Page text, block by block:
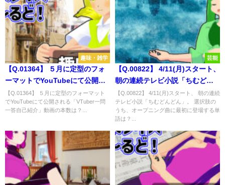
趣味・雑学
【Q.01364】 ５月に定型のフォ
ーマットでYouTubeにて公開さ
れる「VTuber一問一答自己紹
介」動画の本数は？
【Q.01364】 ５月に定型のフォーマット
でYouTubeにて公開される「VTuber一問
一答自己紹介」動画の本数は？...
芸能
【Q.00822】 4/11(月)スタート、
朝の連続テレビ小説「ちむどん
どん」。 選択肢のうち、オープ
ニング曲に最初に登場する単語
は？
【Q.00822】 4/11(月)スタート、 朝の連続
テレビ小説「ちむどんどん」。 選択肢の
うち、オープニング曲に最初に登場する単
語は？...